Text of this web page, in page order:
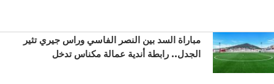
مباراة السد بين النصر الفاسي وراس جيري تثير
الجدل.. رابطة أندية عمالة مكناس تدخل